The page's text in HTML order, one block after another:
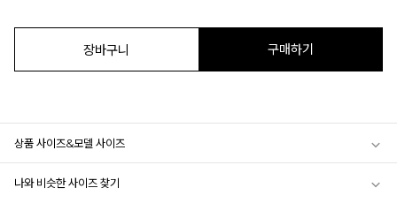
장바구니 구매하기
상품 사이즈&모델 사이즈
나와 비슷한 사이즈 찾기